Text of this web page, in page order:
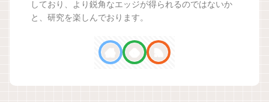
しており、より鋭角なエッジが得られるのではないか
と、研究を楽しんでおります。